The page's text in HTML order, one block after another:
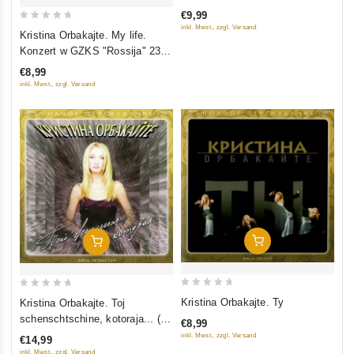
5
Kristina Orbakajte. My life.
Konzert w GZKS "Rossija" 23
Oktjabrja 2005
€8,99
inkl. Mwst., zzgl. Versand
5
€9,99
inkl. Mwst., zzgl. Versand
In Den Warenkorb
5
Kristina Orbakajte. Toj
schenschtschine, kotoraja... (2
CD)
€14,99
inkl. Mwst., zzgl. Versand
In Den Warenkorb
of
Kristina Orbakajte. Ty
€8,99
inkl. Mwst., zzgl. Versand